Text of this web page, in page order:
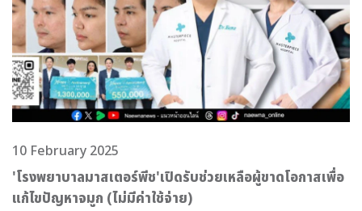
10 February 2025
'โรงพยาบาลมาสเตอร์พีช'เปิดรับช่วยเหลือผู้ขาดโอกาสเพื่อ
แก้ไขปัญหาจมูก (ไม่มีค่าใช้จ่าย)